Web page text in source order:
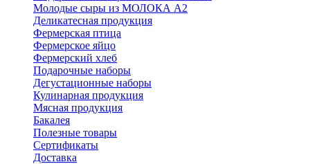
Молодые сыры из МОЛОКА А2
Деликатесная продукция
Фермерская птица
Фермерское яйцо
Фермерский хлеб
Подарочные наборы
Дегустационные наборы
Кулинарная продукция
Мясная продукция
Бакалея
Полезные товары
Сертификаты
Доставка